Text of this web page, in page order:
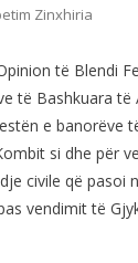
Zinxhiria
të Blendi
të Bashkuara të
e banorëve
si dhe për
civile që pasoi
vendimit të